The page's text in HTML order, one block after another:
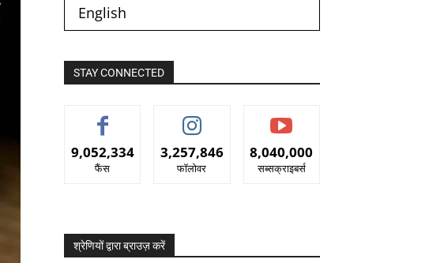
English
STAY CONNECTED
9,052,334
फैंस
3,257,846
फॉलोवर
8,040,000
सब्सक्राइबर्स
श्रेणियों द्वारा ब्राउज़ करें